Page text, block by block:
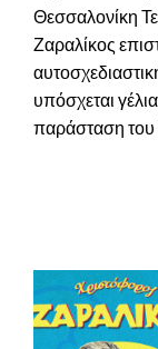
Θεσσαλονίκη
Ζαραλίκος
υπόσχεται
παράσταση